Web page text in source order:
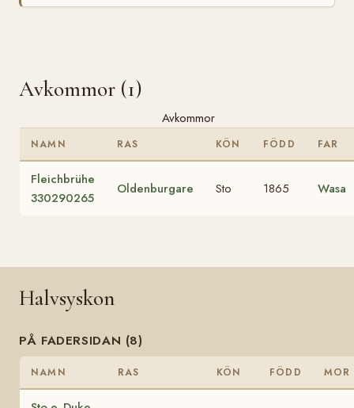
Avkommor (1)
Avkommor
NAMN RAS KÖN FÖDD FAR
Fleichbrühe
330290265
Oldenburgare Sto 1865 Wasa
Halvsyskon
PÅ FADERSIDAN (8)
NAMN RAS KÖN FÖDD MOR